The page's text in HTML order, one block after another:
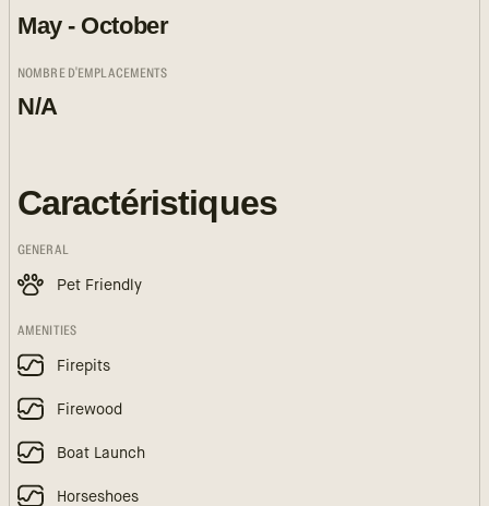
May - October
NOMBRE D'EMPLACEMENTS
N/A
Caractéristiques
GENERAL
Pet Friendly
AMENITIES
Firepits
Firewood
Boat Launch
Horseshoes